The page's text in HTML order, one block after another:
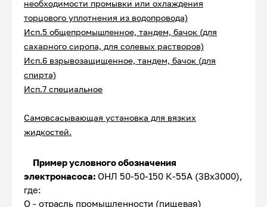
необходимости промывки или охлаждения
торцового уплотнения из водопровода)
Исп.5 общепромышленное, тандем, бачок (для
сахарного сиропа, для солевых растворов)
Исп.6 взрывозащищенное, тандем, бачок (для
спирта)
Исп.7 специальное
Самовсасывающая установка для вязких
жидкостей.
Пример условного обозначения
электронасоса: ОНЛ 50-50-150 К-55А (3Вх3000),
где:
О - отрасль промышленности (пищевая)